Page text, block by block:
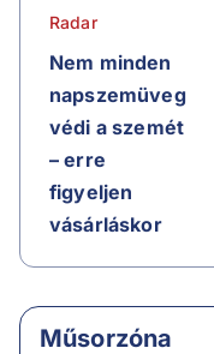
Radar
Nem minden
napszemüveg
védi a szemét
– erre
figyeljen
vásárláskor
Műsorzóna